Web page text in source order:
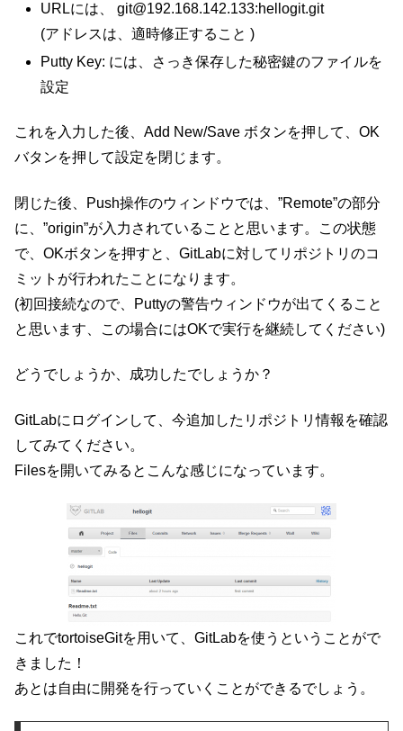
URLには、 git@192.168.142.133:hellogit.git
(アドレスは、適時修正すること )
Putty Key: には、さっき保存した秘密鍵のファイルを
設定
これを入力した後、Add New/Save ボタンを押して、OK
バタンを押して設定を閉じます。
閉じた後、Push操作のウィンドウでは、”Remote”の部分
に、”origin”が入力されていることと思います。この状態
で、OKボタンを押すと、GitLabに対してリポジトリのコ
ミットが行われたことになります。
(初回接続なので、Puttyの警告ウィンドウが出てくること
と思います、この場合にはOKで実行を継続してください)
どうでしょうか、成功したでしょうか？
GitLabにログインして、今追加したリポジトリ情報を確認
してみてください。
Filesを開いてみるとこんな感じになっています。
これでtortoiseGitを用いて、GitLabを使うということがで
きました！
あとは自由に開発を行っていくことができるでしょう。